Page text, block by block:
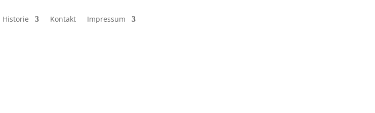
Historie Kontakt Impressum